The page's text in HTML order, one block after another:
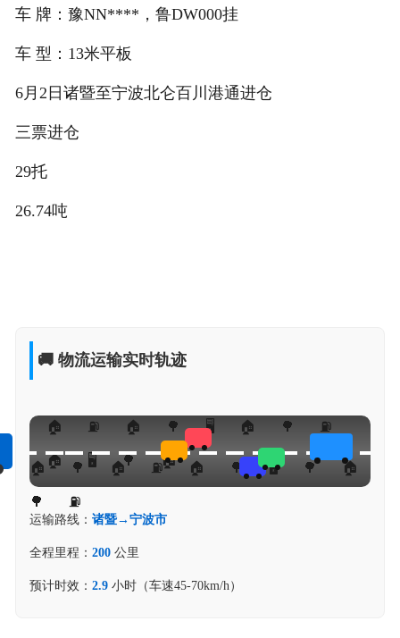
车 牌：豫NN****，鲁DW000挂
车 型：13米平板
6月2日诸暨至宁波北仑百川港通进仓
三票进仓
29托
26.74吨
🚚 物流运输实时轨迹
运输路线： 诸暨→宁波市
全程里程： 200公里
预计时效： 2.9小时（车速45-70km/h）